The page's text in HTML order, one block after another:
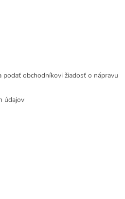
podať obchodníkovi žiadosť o nápravu
údajov